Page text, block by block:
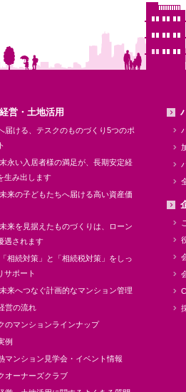
営・土地活用
届ける、テスクのものづくり5つのポ
永い入居者様の満足が、長期安定経
生み出します
来の子どもたちへ届ける高い資産価
来を見据えたものづくりは、ローン
遇されます
相続対策」と「相続税対策」をしっ
サポート
来へつなぐ計画的なマンション管理
営の流れ
のマンションラインナップ
例
マンション見学会・イベント情報
オーナーズクラブ